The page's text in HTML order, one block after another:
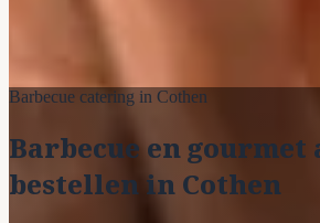
Barbecue catering in Cothen
Barbecue en gourmet
bestellen in Cothen